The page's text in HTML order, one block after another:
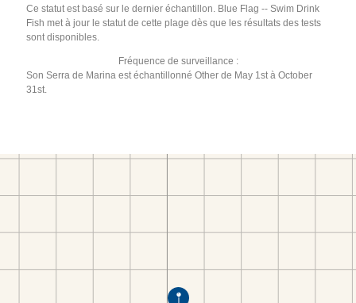
Ce statut est basé sur le dernier échantillon. Blue Flag -- Swim Drink
Fish met à jour le statut de cette plage dès que les résultats des tests
sont disponibles.
Fréquence de surveillance :
Son Serra de Marina est échantillonné Other de May 1st à October
31st.